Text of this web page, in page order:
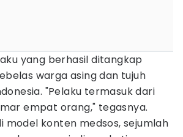
yang berhasil ditangkap
warga asing dan tujuh
"Pelaku termasuk dari
empat orang," tegasnya.
model konten medsos, sejumlah